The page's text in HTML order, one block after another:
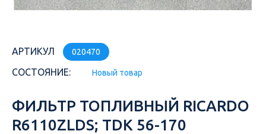
АРТИКУЛ 020470
СОСТОЯНИЕ: Новый товар
ФИЛЬТР ТОПЛИВНЫЙ RICARDO
R6110ZLDS; TDK 56-170